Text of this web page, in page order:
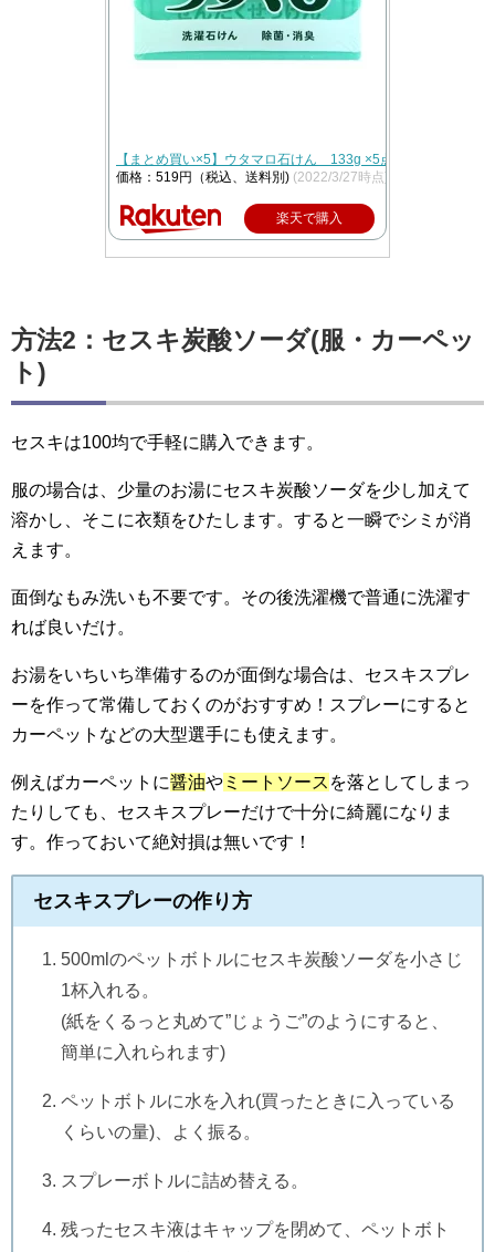
【まとめ買い×5】ウタマロ石けん 133g ×5点セット 固形洗
価格：519円（税込、送料別) (2022/3/27時点)
楽天で購入
方法2：セスキ炭酸ソーダ(服・カーペッ
ト)
セスキは100均で手軽に購入できます。
服の場合は、少量のお湯にセスキ炭酸ソーダを少し加えて
溶かし、そこに衣類をひたします。すると一瞬でシミが消
えます。
面倒なもみ洗いも不要です。その後洗濯機で普通に洗濯す
れば良いだけ。
お湯をいちいち準備するのが面倒な場合は、セスキスプレ
ーを作って常備しておくのがおすすめ！スプレーにすると
カーペットなどの大型選手にも使えます。
例えばカーペットに醤油や ミートソース を落としてしまっ
たりしても、セスキスプレーだけで十分に綺麗になりま
す。作っておいて絶対損は無いです！
セスキスプレーの作り方
500mlのペットボトルにセスキ炭酸ソーダを小さじ
1杯入れる。
(紙をくるっと丸めて”じょうご”のようにすると、
簡単に入れられます)
ペットボトルに水を入れ(買ったときに入っている
くらいの量)、よく振る。
スプレーボトルに詰め替える。
残ったセスキ液はキャップを閉めて、ペットボト